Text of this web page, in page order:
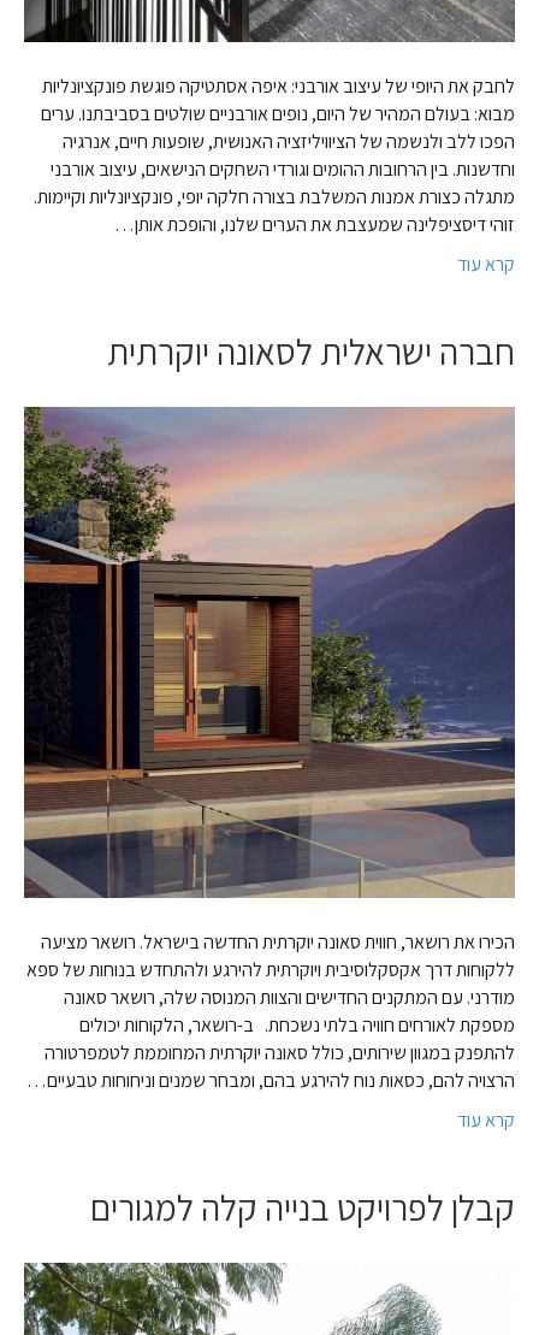
לחבק את היופי של עיצוב אורבני: איפה אסתטיקה פוגשת פונקציונליות
מבוא: בעולם המהיר של היום, נופים אורבניים שולטים בסביבתנו. ערים
הפכו ללב ולנשמה של הציוויליזציה האנושית, שופעות חיים, אנרגיה
וחדשנות. בין הרחובות ההומים וגורדי השחקים הנישאים, עיצוב אורבני
מתגלה כצורת אמנות המשלבת בצורה חלקה יופי, פונקציונליות וקיימות.
זוהי דיסציפלינה שמעצבת את הערים שלנו, והופכת אותן…
קרא עוד
חברה ישראלית לסאונה יוקרתית
הכירו את רושאר, חווית סאונה יוקרתית החדשה בישראל. רושאר מציעה
ללקוחות דרך אקסקלוסיבית ויוקרתית להירגע ולהתחדש בנוחות של ספא
מודרני. עם המתקנים החדישים והצוות המנוסה שלה, רושאר סאונה
מספקת לאורחים חוויה בלתי נשכחת. ב-רושאר, הלקוחות יכולים
להתפנק במגוון שירותים, כולל סאונה יוקרתית המחוממת לטמפרטורה
הרצויה להם, כסאות נוח להירגע בהם, ומבחר שמנים וניחוחות טבעיים…
קרא עוד
קבלן לפרויקט בנייה קלה למגורים